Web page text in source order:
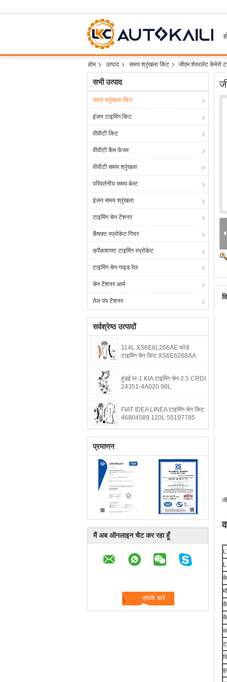
होम उत्पाद समय श्रृंखला किट जीएम शेवरलेट केमेरो
सभी उत्पाद
समय श्रृंखला किट
इंजन टाइमिंग किट
वीवीटी किट
वीवीटी कैम फेजर
वीवीटी समय श्रृंखला
परिवर्तनीय समय बेल्ट
इंजन समय श्रृंखला
टाइमिंग चेन टेंशनर
कैंषफ़्ट स्प्रोकेट गियर
क्रैंकशाफ्ट टाइमिंग स्प्रोकेट
टाइमिंग चेन गाइड रेल
चेन टेंशनर आर्म
तेल पंप टेंशनर
सर्वश्रेष्ठ उत्पादों
114L XS6E6L266AE फोर्ड
टाइमिंग चेन किट XS6E6268AA
हुंडई H-1 KIA टाइमिंग चेन 2.5 CRDI
24351-4A020 98L
FIAT IDEA LINEA टाइमिंग चेन किट
46804589 120L 55197785
प्रमाणन
मैं अब ऑनलाइन चैट कर रहा हूँ